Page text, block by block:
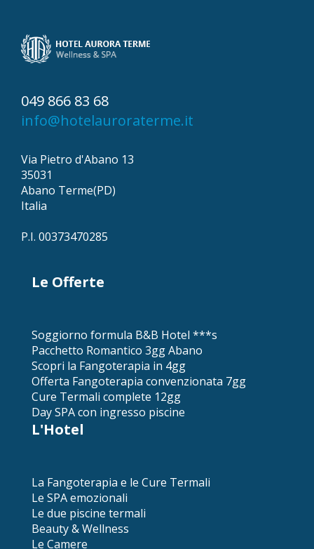
049 866 83 68
info@hotelauroraterme.it
Via Pietro d'Abano 13
35031
Abano Terme(PD)
Italia
P.I. 00373470285
Le Offerte
Soggiorno formula B&B Hotel ***s
Pacchetto Romantico 3gg Abano
Scopri la Fangoterapia in 4gg
Offerta Fangoterapia convenzionata 7gg
Cure Termali complete 12gg
Day SPA con ingresso piscine
L'Hotel
La Fangoterapia e le Cure Termali
Le SPA emozionali
Le due piscine termali
Beauty & Wellness
Le Camere